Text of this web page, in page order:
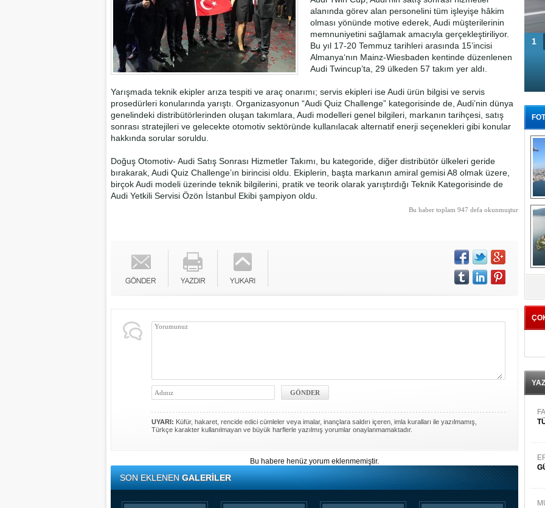
alanında görev alan personelini tüm işleyişe hâkim
olması yönünde motive ederek, Audi müşterilerinin
memnuniyetini sağlamak amacıyla gerçekleştiriliyor.
Bu yıl 17-20 Temmuz tarihleri arasında 15’incisi
Almanya‘nın Mainz-Wiesbaden kentinde düzenlenen
Audi Twincup’ta, 29 ülkeden 57 takım yer aldı.
Yarışmada teknik ekipler arıza tespiti ve araç onarımı; servis ekipleri ise Audi ürün bilgisi ve servis
prosedürleri konularında yarıştı. Organizasyonun “Audi Quiz Challenge” kategorisinde de, Audi’nin dünya
genelindeki distribütörlerinden oluşan takımlara, Audi modelleri genel bilgileri, markanın tarihçesi, satış
sonrası stratejileri ve gelecekte otomotiv sektöründe kullanılacak alternatif enerji seçenekleri gibi konular
hakkında sorular soruldu.
Doğuş Otomotiv- Audi Satış Sonrası Hizmetler Takımı, bu kategoride, diğer distribütör ülkeleri geride
bırakarak, Audi Quiz Challenge’ın birincisi oldu. Ekiplerin, başta markanın amiral gemisi A8 olmak üzere,
birçok Audi modeli üzerinde teknik bilgilerini, pratik ve teorik olarak yarıştırdığı Teknik Kategorisinde de
Audi Yetkili Servisi Özön İstanbul Ekibi şampiyon oldu.
Bu haber toplam 947 defa okunmuştur
UYARI: Küfür, hakaret, rencide edici cümleler veya imalar, inançlara saldırı içeren, imla kuralları ile yazılmamış,
Türkçe karakter kullanılmayan ve büyük harflerle yazılmış yorumlar onaylanmamaktadır.
Bu habere henüz yorum eklenmemiştir.
SON EKLENENGALERİLER
1